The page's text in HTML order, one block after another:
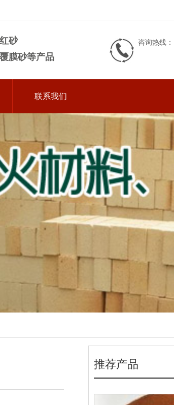
砂
膜砂等产品
咨询热线：
联系我们
推荐产品